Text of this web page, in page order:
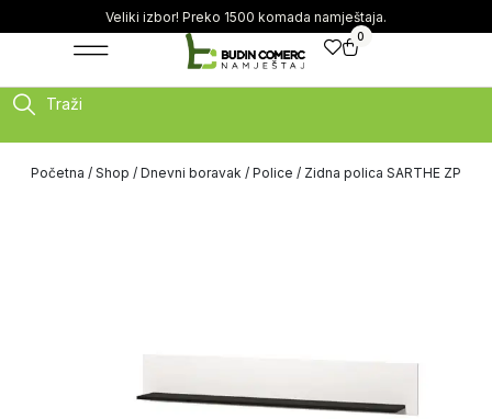
Veliki izbor! Preko 1500 komada namještaja.
0
Traži
Početna / Shop / Dnevni boravak / Police / Zidna polica SARTHE ZP